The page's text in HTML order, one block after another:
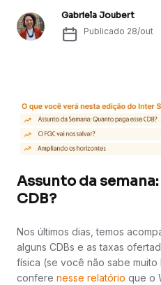
Gabriela Joubert
Publicado 28/out
Assunto da
CDB?
Nos últimos dias, temos
alguns CDBs e as taxas
física (se você não sabe muito
confere nesse relatório que o